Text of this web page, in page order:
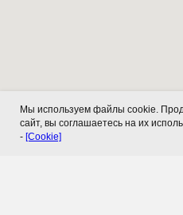
Мы используем файлы cookie.
сайт, вы соглашаетесь на их
- [Cookie]